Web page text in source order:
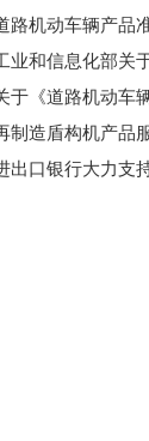
路机动车辆产品
业和信息化部关
于《道路机动车
制造盾构机产品
出口银行大力支